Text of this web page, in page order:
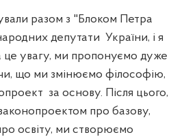
разом з "Блоком Петра
депутати України, і я
це увагу, ми пропонуємо дуже
що ми змінюємо філософію,
за основу. Після цього,
про базову,
освіту, ми створюємо